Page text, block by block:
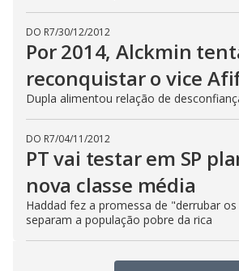
DO R7/30/12/2012
Por 2014, Alckmin
reconquistar o vice Afif
Dupla alimentou relação de
DO R7/04/11/2012
PT vai testar em SP
nova classe média
Haddad fez a promessa de "derrubar
separam a população pobre da rica